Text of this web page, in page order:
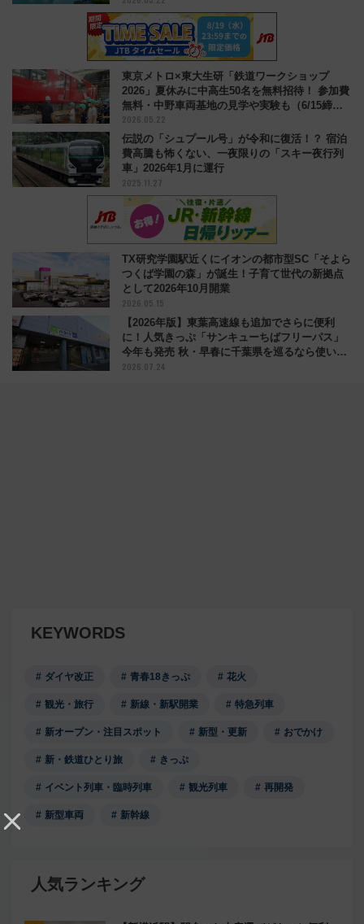
東京メトロ×東大生研「鉄道ワークショップ
2026」夏休みに中高生50名を無料招待！ 参加費
無料・中野車両基地の見学や実験も（6/15締
切）
2026.05.22
伝説の「シュプール号」が令和に復活！？ 宿泊
費高騰も怖くない、一夜限りの「スキー夜行列
車」2026年1月に運行
2025.11.27
TX研究学園駅近くにイオンの都市型SC「そよら
つくば学園の森」が誕生！子育て世代の新拠点
として2026年10月開業
2026.05.15
【2026年版】東葉高速線も追加でさらに便利
に！人気きっぷ「サンキューちばフリーパス」
今年も発売 秋・早春に千葉県を巡るなら使い勝
手・コスパ抜群
2026.07.24
KEYWORDS
ダイヤ改正 青春18きっぷ 花火
観光・旅行 新線・新駅開業 特急列車
新オープン・注目スポット 新型・更新 おでかけ
新・鉄道ひとり旅 きっぷ
イベント列車・臨時列車 観光列車 再開発
新型車両 新幹線
人気ランキング